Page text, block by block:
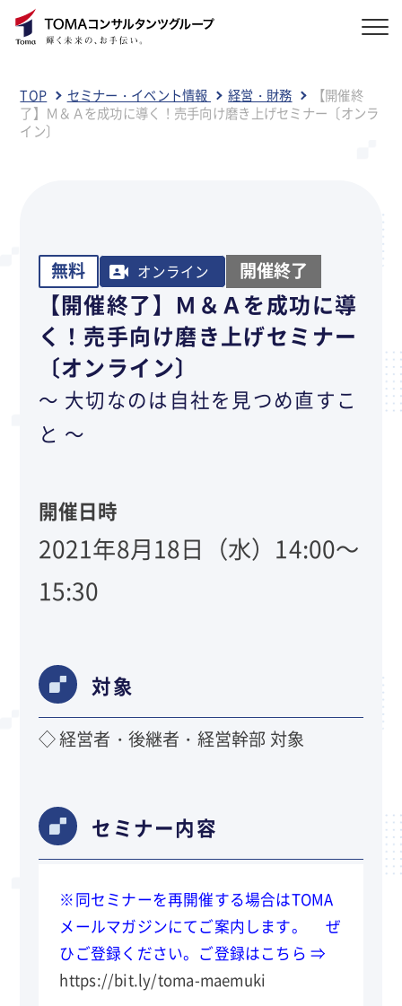
TOP セミナー・イベント情報 経営・財務
【開催終
了】Ｍ＆Ａを成功に導く！売手向け磨き上げセミナー〔オンラ
イン〕
無料 オンライン 開催終了
【開催終了】Ｍ＆Ａを成功に導
く！売手向け磨き上げセミナー
〔オンライン〕
～ 大切なのは自社を見つめ直すこ
と ～
開催日時
2021年8月18日（水）14:00～
15:30
対象
◇ 経営者・後継者・経営幹部 対象
セミナー内容
※同セミナーを再開催する場合はTOMA
メールマガジンにてご案内します。 ぜ
ひご登録ください。ご登録はこちら ⇒
https://bit.ly/toma-maemuki